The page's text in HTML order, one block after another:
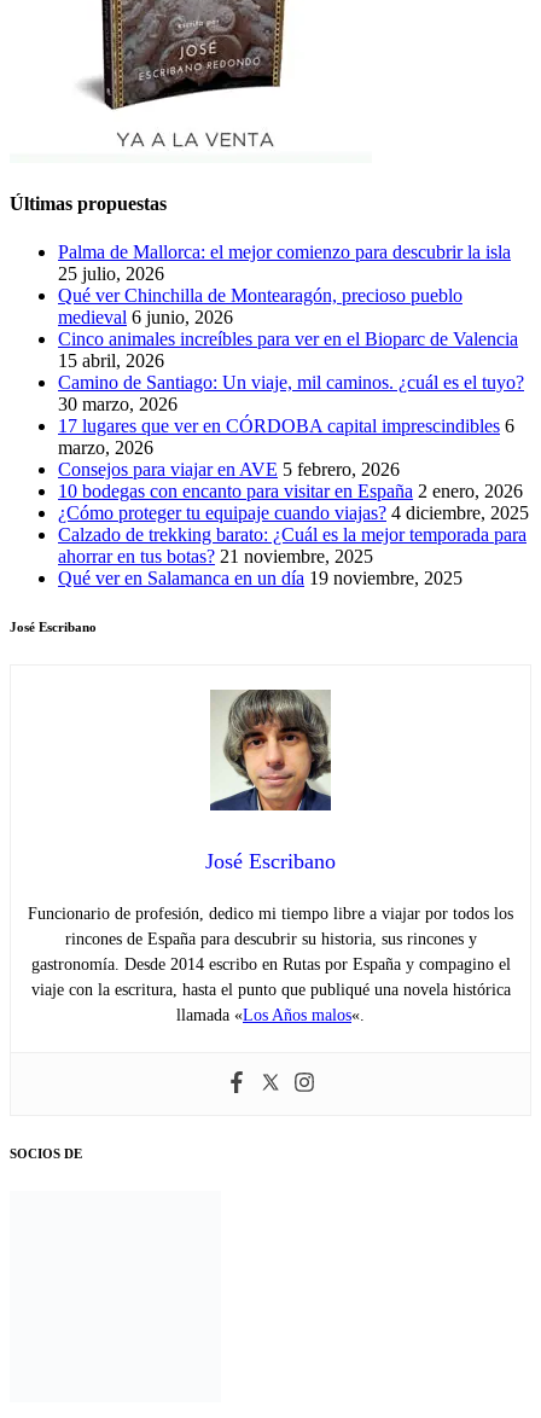
Últimas propuestas
Palma de Mallorca: el mejor comienzo para descubrir la isla
25 julio, 2026
Qué ver Chinchilla de Montearagón, precioso pueblo
medieval 6 junio, 2026
Cinco animales increíbles para ver en el Bioparc de Valencia
15 abril, 2026
Camino de Santiago: Un viaje, mil caminos. ¿cuál es el tuyo?
30 marzo, 2026
17 lugares que ver en CÓRDOBA capital imprescindibles 6
marzo, 2026
Consejos para viajar en AVE 5 febrero, 2026
10 bodegas con encanto para visitar en España 2 enero, 2026
¿Cómo proteger tu equipaje cuando viajas? 4 diciembre, 2025
Calzado de trekking barato: ¿Cuál es la mejor temporada para
ahorrar en tus botas? 21 noviembre, 2025
Qué ver en Salamanca en un día 19 noviembre, 2025
José Escribano
José Escribano
Funcionario de profesión, dedico mi tiempo libre a viajar por todos los
rincones de España para descubrir su historia, sus rincones y
gastronomía. Desde 2014 escribo en Rutas por España y compagino el
viaje con la escritura, hasta el punto que publiqué una novela histórica
llamada «Los Años malos«.
SOCIOS DE